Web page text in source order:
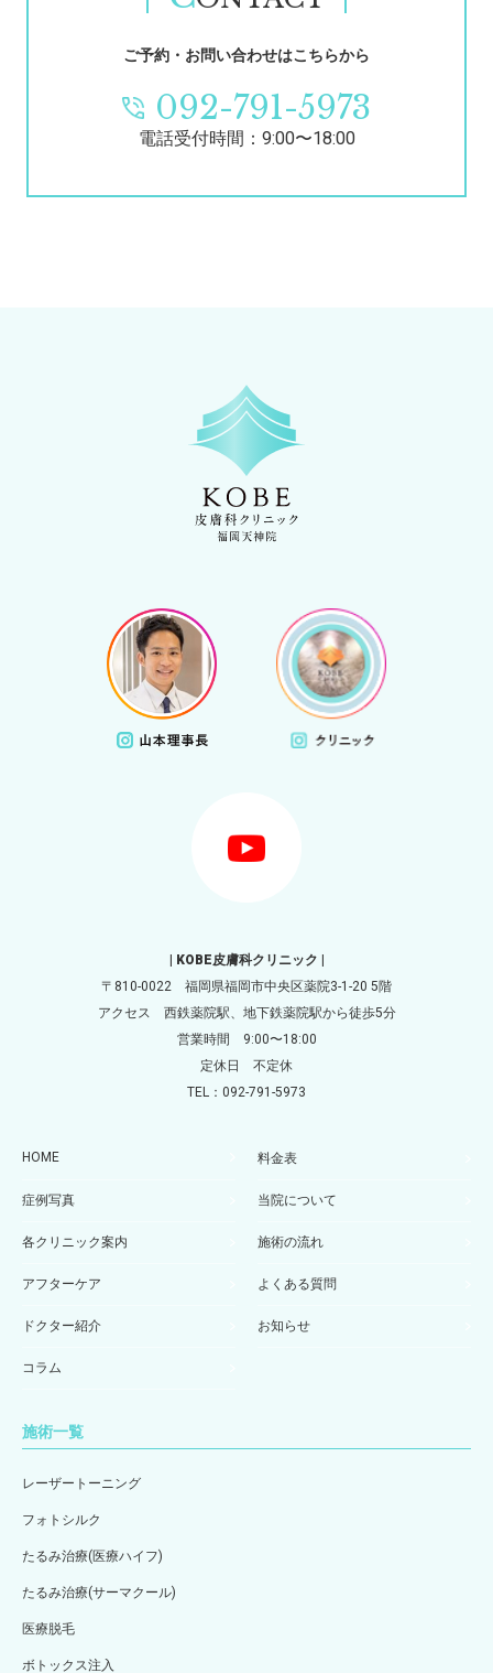
ご予約・お問い合わせはこちらから
092-791-5973
電話受付時間：9:00〜18:00
| KOBE皮膚科クリニック |
〒810-0022 福岡県福岡市中央区薬院3-1-20 5階
アクセス 西鉄薬院駅、地下鉄薬院駅から徒歩5分
営業時間 9:00〜18:00
定休日 不定休
TEL：092-791-5973
HOME 料金表
症例写真 当院について
各クリニック案内 施術の流れ
アフターケア よくある質問
ドクター紹介 お知らせ
コラム
施術一覧
レーザートーニング
フォトシルク
たるみ治療(医療ハイフ)
たるみ治療(サーマクール)
医療脱毛
ボトックス注入